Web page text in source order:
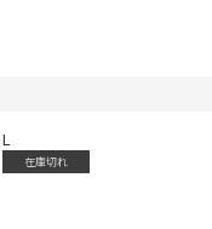
L
在庫切れ